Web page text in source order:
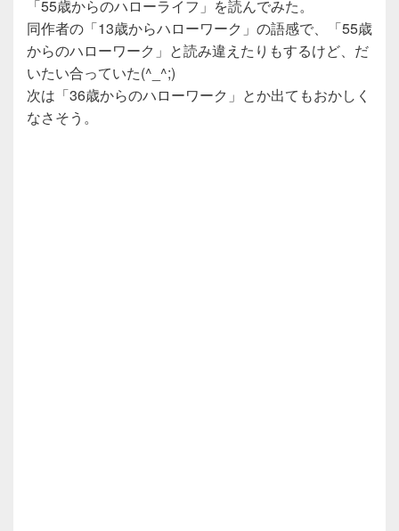
「55歳からのハローライフ」を読んでみた。
同作者の「13歳からハローワーク」の語感で、「55歳
からのハローワーク」と読み違えたりもするけど、だ
いたい合っていた(^_^;)
次は「36歳からのハローワーク」とか出てもおかしく
なさそう。